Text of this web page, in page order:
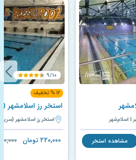
| اسلام‌شهر
مشاهده استخر
۹/۱۰
۱۲ % تخفیف
استخر رز اسلامشهر
استخر رز اسلامشهر
۲۲۰,۰۰۰تومان